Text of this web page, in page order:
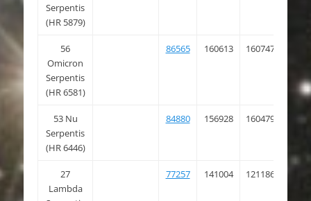
Serpentis
(HR 5879)
56
Omicron
Serpentis
(HR 6581)
86565 160613 160747
53 Nu
Serpentis
(HR 6446)
84880 156928 160479
17
27
Lambda
77257 141004 121186